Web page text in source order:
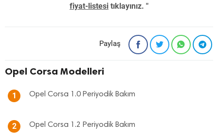
fiyat-listesi tıklayınız. "
Paylaş
Opel Corsa Modelleri
1 Opel Corsa 1.0 Periyodik Bakım
2 Opel Corsa 1.2 Periyodik Bakım